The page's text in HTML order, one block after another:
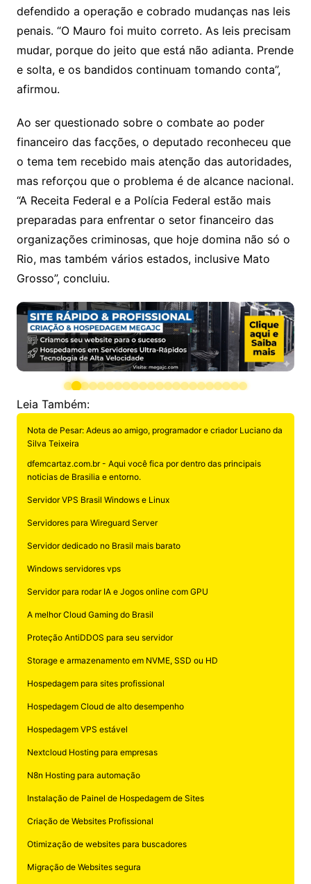
defendido a operação e cobrado mudanças nas leis
penais. “O Mauro foi muito correto. As leis precisam
mudar, porque do jeito que está não adianta. Prende
e solta, e os bandidos continuam tomando conta”,
afirmou.
Ao ser questionado sobre o combate ao poder
financeiro das facções, o deputado reconheceu que
o tema tem recebido mais atenção das autoridades,
mas reforçou que o problema é de alcance nacional.
“A Receita Federal e a Polícia Federal estão mais
preparadas para enfrentar o setor financeiro das
organizações criminosas, que hoje domina não só o
Rio, mas também vários estados, inclusive Mato
Grosso”, concluiu.
Leia Também:
Nota de Pesar: Adeus ao amigo, programador e criador Luciano da
Silva Teixeira
dfemcartaz.com.br - Aqui você fica por dentro das principais
noticias de Brasilia e entorno.
Servidor VPS Brasil Windows e Linux
Servidores para Wireguard Server
Servidor dedicado no Brasil mais barato
Windows servidores vps
Servidor para rodar IA e Jogos online com GPU
A melhor Cloud Gaming do Brasil
Proteção AntiDDOS para seu servidor
Storage e armazenamento em NVME, SSD ou HD
Hospedagem para sites profissional
Hospedagem Cloud de alto desempenho
Hospedagem VPS estável
Nextcloud Hosting para empresas
N8n Hosting para automação
Instalação de Painel de Hospedagem de Sites
Criação de Websites Profissional
Otimização de websites para buscadores
Migração de Websites segura